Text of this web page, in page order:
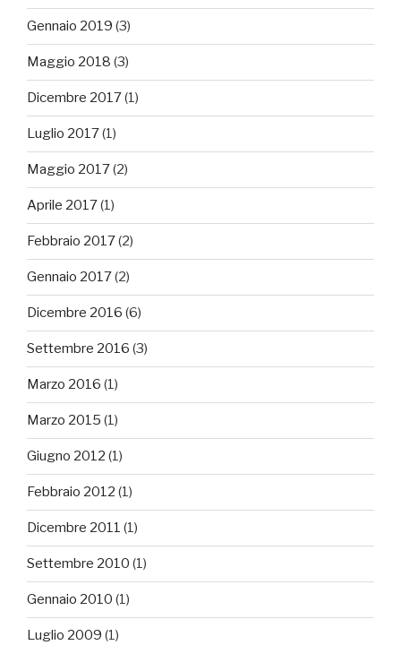
Gennaio 2019 (3)
Maggio 2018 (3)
Dicembre 2017(1)
Luglio 2017(1)
Maggio 2017(2)
Aprile 2017(1)
Febbraio 2017(2)
Gennaio 2017(2)
Dicembre 2016 (6)
Settembre 2016 (3)
Marzo 2016 (1)
Marzo 2015 (1)
Giugno 2012 (1)
Febbraio 2012 (1)
Dicembre 2011 (1)
Settembre 2010 (1)
Gennaio 2010 (1)
Luglio 2009 (1)